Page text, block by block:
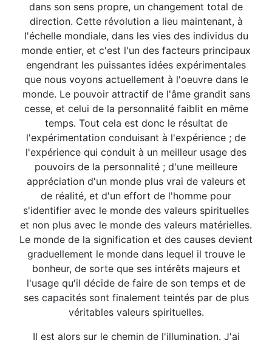
dans son sens propre, un changement total de
direction. Cette révolution a lieu maintenant, à
l'échelle mondiale, dans les vies des individus du
monde entier, et c'est l'un des facteurs principaux
engendrant les puissantes idées expérimentales
que nous voyons actuellement à l'oeuvre dans le
monde. Le pouvoir attractif de l'âme grandit sans
cesse, et celui de la personnalité faiblit en même
temps. Tout cela est donc le résultat de
l'expérimentation conduisant à l'expérience ; de
l'expérience qui conduit à un meilleur usage des
pouvoirs de la personnalité ; d'une meilleure
appréciation d'un monde plus vrai de valeurs et
de réalité, et d'un effort de l'homme pour
s'identifier avec le monde des valeurs spirituelles
et non plus avec le monde des valeurs matérielles.
Le monde de la signification et des causes devient
graduellement le monde dans lequel il trouve le
bonheur, de sorte que ses intérêts majeurs et
l'usage qu'il décide de faire de son temps et de
ses capacités sont finalement teintés par de plus
véritables valeurs spirituelles.
Il est alors sur le chemin de l'illumination. J'ai